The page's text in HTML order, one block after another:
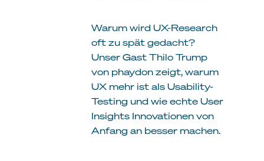
Warum wird UX-Research
oft zu spät gedacht?
Unser Gast Thilo Trump
von phaydon zeigt, warum
UX mehr ist als Usability-
Testing und wie echte User
Insights Innovationen von
Anfang an besser machen.